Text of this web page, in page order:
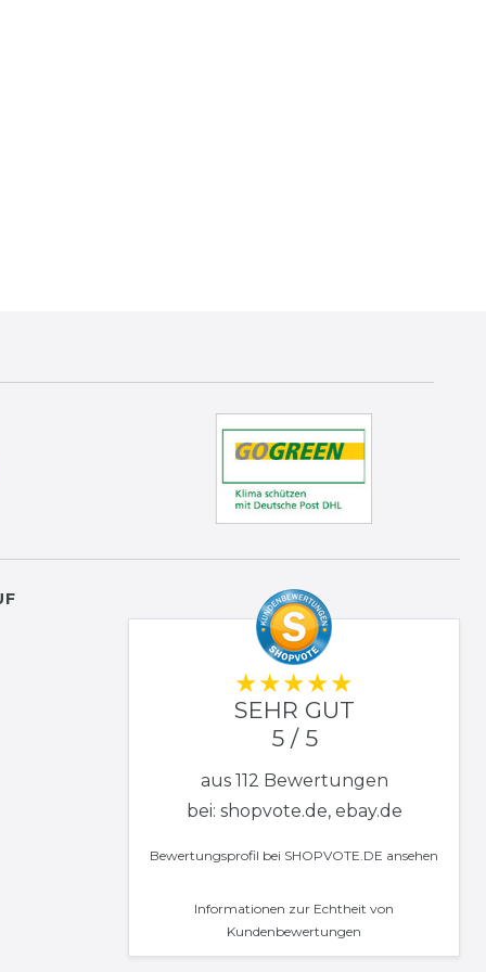
SEHR GUT
5 / 5
aus 112 Bewertungen
bei: shopvote.de, ebay.de
Bewertungsprofil bei SHOPVOTE.DE ansehen
Informationen zur Echtheit von
Kundenbewertungen